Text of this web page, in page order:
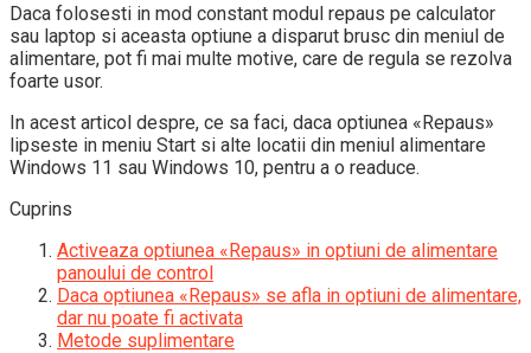
Daca folosesti in mod constant modul repaus pe calculator
sau laptop si aceasta optiune a disparut brusc din meniul de
alimentare, pot fi mai multe motive, care de regula se rezolva
foarte usor.
In acest articol despre, ce sa faci, daca optiunea «Repaus»
lipseste in meniu Start si alte locatii din meniul alimentare
Windows 11 sau Windows 10, pentru a o readuce.
Cuprins
Activeaza optiunea «Repaus» in optiuni de alimentare
panoului de control
Daca optiunea «Repaus» se afla in optiuni de alimentare,
dar nu poate fi activata
Metode suplimentare